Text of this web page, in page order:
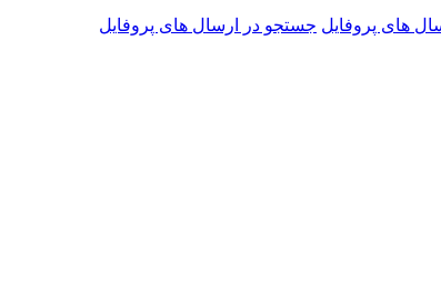
های پروفایل جستجو در ارسال های پروفایل